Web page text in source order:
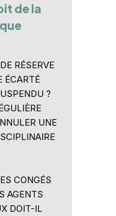
de la
RÉSERVE
ÉCARTÉ
?
UNE
CONGÉS
AGENTS
DOIT-IL